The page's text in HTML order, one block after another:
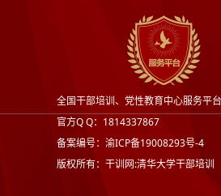
全国干部培训、党性教育中心服务平台
官方Q Q：1814337867
备案编号：渝ICP备19008293号-4
版权所有：干训网:清华大学干部培训